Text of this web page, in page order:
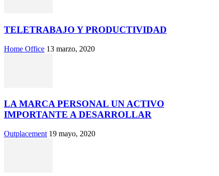
TELETRABAJO Y PRODUCTIVIDAD
Home Office 13 marzo, 2020
LA MARCA PERSONAL UN ACTIVO
IMPORTANTE A DESARROLLAR
Outplacement 19 mayo, 2020